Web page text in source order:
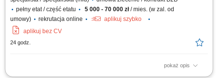
pełny etat / część etatu
5 000 - 70 000 zł/ mies. (w zal. od
umowy)
rekrutacja online
aplikuj szybko
aplikuj bez CV
24 godz.
pokaż opis
Opis stanowiska: Doradzanie klientom biznesowym w wyborze ofert